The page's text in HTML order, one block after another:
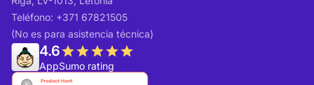
Teléfono: +371 67821505
(No es para asistencia técnica)
4.6
AppSumo rating